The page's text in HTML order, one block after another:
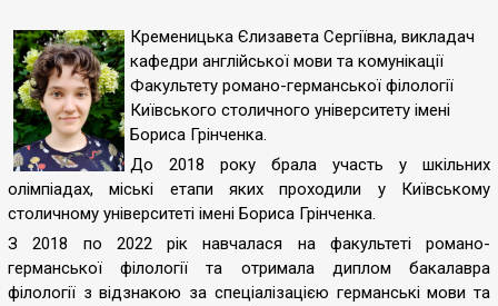
Кременицька Єлизавета Сергіївна, викладач
кафедри англійської мови та комунікації
Факультету романо-германської філології
Київського столичного університету імені
Бориса Грінченка.
До 2018 року брала участь у шкільних
олімпіадах, міські етапи яких проходили у Київському
столичному університеті імені Бориса Грінченка.
З 2018 по 2022 рік навчалася на факультеті романо-
германської філології та отримала диплом бакалавра
філології з відзнакою за спеціалізацією германські мови та